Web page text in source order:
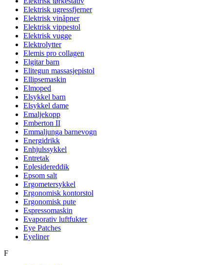
Elektrisk ugressfjerner
Elektrisk vinåpner
Elektrisk vippestol
Elektrisk vugge
Elektrolytter
Elemis pro collagen
Elgitar barn
Elitegun massasjepistol
Ellipsemaskin
Elmoped
Elsykkel barn
Elsykkel dame
Emaljekopp
Emberton II
Emmaljunga barnevogn
Energidrikk
Enhjulssykkel
Entretak
Eplesidereddik
Epsom salt
Ergometersykkel
Ergonomisk kontorstol
Ergonomisk pute
Espressomaskin
Evaporativ luftfukter
Eye Patches
Eyeliner
F